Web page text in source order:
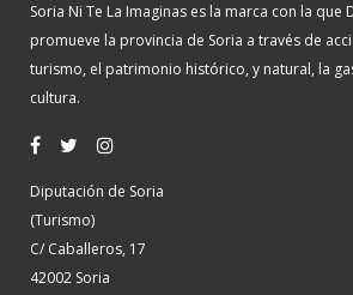
Soria Ni Te La Imaginas es la marca con la que
promueve la provincia de Soria a través de
turismo, el patrimonio histórico, y natural, la
cultura.
Diputación de Soria
(Turismo)
C/ Caballeros, 17
42002 Soria